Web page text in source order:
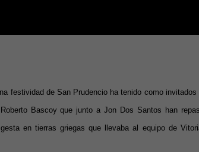
festividad de San Prudencio ha tenido como invitados
Bascoy que junto a Jon Dos Santos han
en tierras griegas que llevaba al equipo de